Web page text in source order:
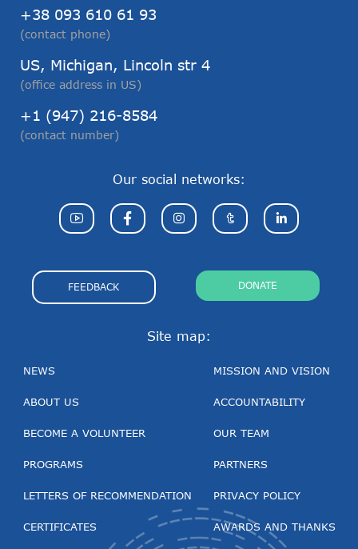
+38 093 610 61 93
(contact phone)
US, Michigan, Lincoln str 4
(office address in US)
+1 (947) 216-8584
(contact number)
Site map:
NEWS
ABOUT US
BECOME A VOLUNTEER
PROGRAMS
LETTERS OF RECOMMENDATION
CERTIFICATES
MISSION AND VISION
ACCOUNTABILITY
OUR TEAM
PARTNERS
PRIVACY POLICY
AWARDS AND THANKS
Our social networks:
FEEDBACK DONATE